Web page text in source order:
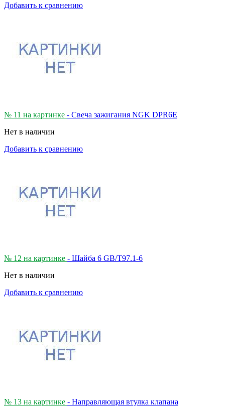
Добавить к сравнению
№ 11 на картинке - Свеча зажигания NGK DPR6E
Нет в наличии
Добавить к сравнению
№ 12 на картинке - Шайба 6 GB/T97.1-6
Нет в наличии
Добавить к сравнению
№ 13 на картинке - Направляющая втулка клапана